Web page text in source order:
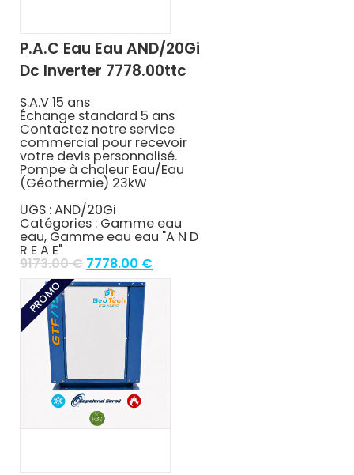
P.A.C Eau Eau AND/20Gi
Dc Inverter 7778.00ttc
S.A.V 15 ans
Échange standard 5 ans
Contactez notre service
commercial pour recevoir
votre devis personnalisé.
Pompe à chaleur Eau/Eau
(Géothermie) 23kW
UGS :AND/20Gi
Catégories : Gamme eau
eau, Gamme eau eau "A N D
R E A E"
9173.00€ Original
price
was:
9173.00 €.
7778.00 €
price
PROMO